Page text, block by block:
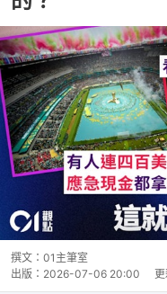
撰文： 01主筆室
出版： 2026-07-06 20:00 更